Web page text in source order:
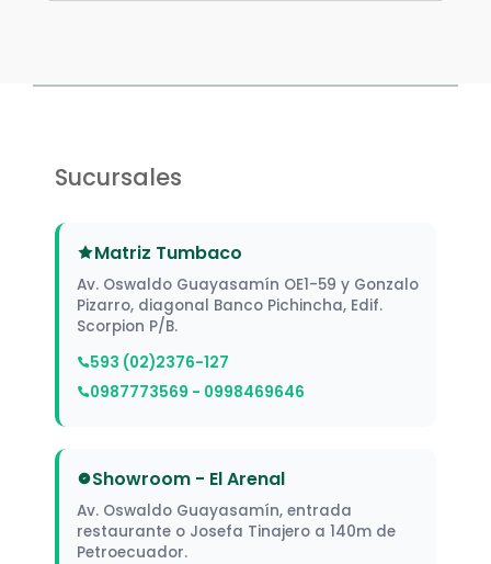
Sucursales
Matriz Tumbaco
Av. Oswaldo Guayasamín OE1-59 y Gonzalo
Pizarro, diagonal Banco Pichincha, Edif.
Scorpion P/B.
593 (02)2376-127
0987773569 - 0998469646
Showroom - El Arenal
Av. Oswaldo Guayasamín, entrada
restaurante o Josefa Tinajero a 140m de
Petroecuador.